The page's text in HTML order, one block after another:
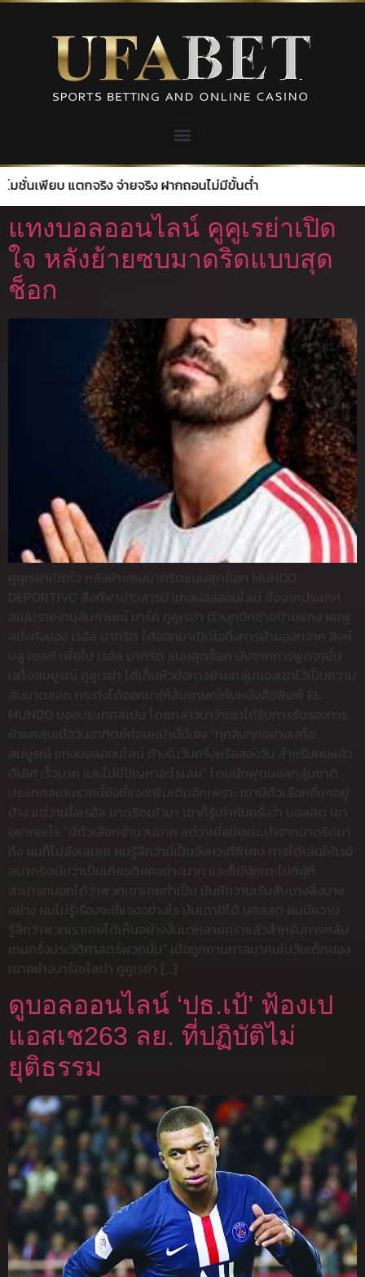
ตกจริง จ่ายจริง ฝากถอนไม่มีขั้นต่ำ
แทงบอลออนไลน์ คูคูเรย่าเปิด
ใจ หลังย้ายซบมาดริดแบบสุด
ช็อก
ประเทศสเปนรายนี้ยังชี้แจงเพิ่มเติมอีกเพราะ เขามีตัวเลือกอื่นๆอยู่
บ้าง แต่ว่าเมื่อเรอัล มาดริดเข้ามา เขาก็รู้เท่าทันครั้งว่า บอลสด เขา
ลมาดริดนับว่าเป็นเกียรติยศอย่างมาก และก็มีนักเตะไม่กี่ผู้ที่
สามารถบอกได้ว่าพวกเขาเคยทำเป็น มันมีความเร้นลับบางสิ่งบาง
อย่าง ผมไม่รู้เรื่องจะชี้แจงอย่างไร มันเดามิได้ บอลสด ผมมีความ
รู้สึกว่าพวกเราเคยได้เห็นอย่างงั้นมาหลายคราแล้วสำหรับการกลับ
เกมครั้งประวัติศาสตร์พวกนั้น” เมื่อถูกถามหาสมาคมในวัยเด็กของ
เขาอย่างบาร์เซโลน่า คูคูเรย่า […]
ดูบอลออนไลน์ ‘ปธ.เป้’ ฟ้องเป
แอสเช263 ลย. ที่ปฏิบัติไม่
ยุติธรรม